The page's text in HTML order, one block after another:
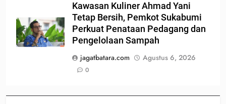
Kawasan Kuliner Ahmad Yani
Tetap Bersih, Pemkot Sukabumi
Perkuat Penataan Pedagang dan
Pengelolaan Sampah
jagatbatara.com
Agustus 6, 2026
0